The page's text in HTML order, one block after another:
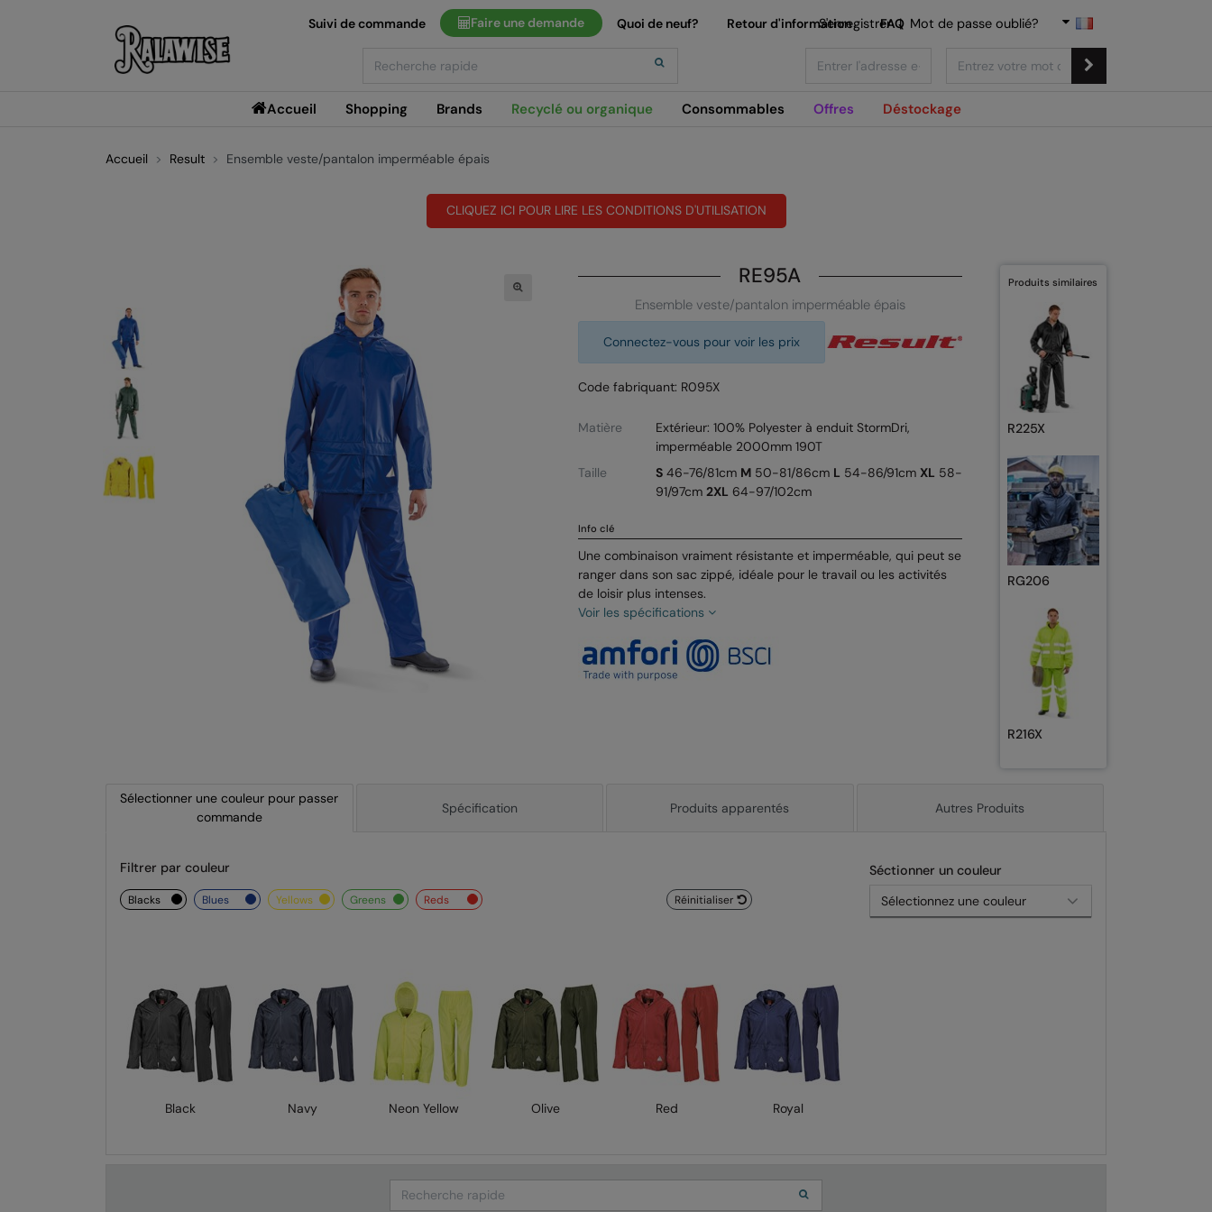
Accueil Shopping Brands Recyclé ou organique Consommables Offres Déstockage
Suivi de commande Faire une demande Quoi de neuf? Retour d'information FAQ
S'enregistrer | Mot de passe oublié?
Accueil Result Ensemble veste/pantalon imperméable épais
CLIQUEZ ICI POUR LIRE LES CONDITIONS D'UTILISATION
RE95A
Ensemble veste/pantalon imperméable épais
Connectez-vous pour voir les prix
Code fabriquant: R095X
Matière
Extérieur: 100% Polyester à enduit StormDri,
imperméable 2000mm 190T
Taille
S46-76/81cm M50-81/86cm L 54-86/91cm XL 58-
91/97cm 2XL 64-97/102cm
Info clé
Une combinaison vraiment résistante et imperméable, qui peut se
ranger dans son sac zippé, idéale pour le travail ou les activités
de loisir plus intenses.
Voir les spécifications
Produits similaires
R225X
RG206
R216X
Sélectionner une couleur pour passer
commande
Spécification Produits apparentés Autres Produits
Séctionner un couleur
Filtrer par couleur
Réinitialiser
blacks blues yellows greens reds
Black Navy Neon Yellow Olive Red Royal
Search